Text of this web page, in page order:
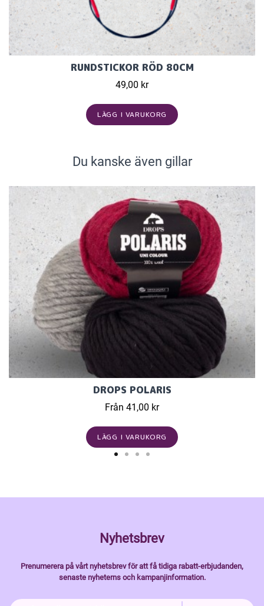
RUNDSTICKOR RÖD 80CM
49,00 kr
LÄGG I VARUKORG
Du kanske även gillar
DROPS POLARIS
Från 41,00 kr
LÄGG I VARUKORG
Nyhetsbrev
Prenumerera på vårt nyhetsbrev för att få tidiga rabatt-erbjudanden,
senaste nyheterns och kampanjinformation.